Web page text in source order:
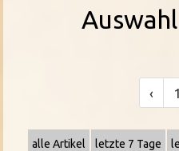
‹ 1
alle Artikel letzte 7 Tage